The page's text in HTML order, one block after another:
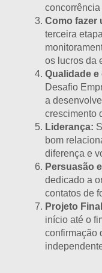
Como fazer
terceira
os lucros da
Qualidade e
Desafio
a
crescimento
Liderança:
bom
diferença e
Persuasão
dedicado a
contatos de
Projeto
início até o
confirmação